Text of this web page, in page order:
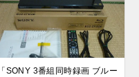
「SONY 3番組同時録画 ブルー